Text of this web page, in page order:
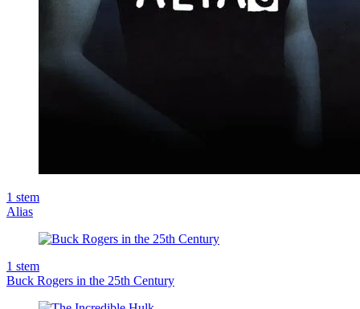
1 stem
Alias
1 stem
Buck Rogers in the 25th Century